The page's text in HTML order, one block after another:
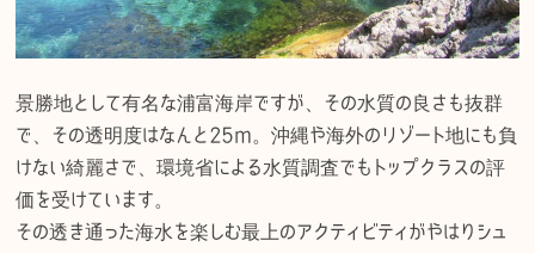
景勝地として有名な浦富海岸ですが、その水質の良さも抜群
で、その透明度はなんと25m。沖縄や海外のリゾート地にも負
けない綺麗さで、環境省による水質調査でもトップクラスの評
価を受けています。
その透き通った海水を楽しむ最上のアクティビティがやはりシュ